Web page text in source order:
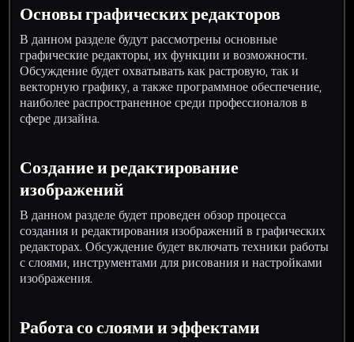
Основы графических редакторов
В данном разделе будут рассмотрены основные
графические редакторы, их функции и возможности.
Обсуждение будет охватывать как растровую, так и
векторную графику, а также программное обеспечение,
наиболее распространенное среди профессионалов в
сфере дизайна.
Создание и редактирование
изображений
В данном разделе будет проведен обзор процесса
создания и редактирования изображений в графических
редакторах. Обсуждение будет включать техники работы
с слоями, инструментами для рисования и настройками
изображения.
Работа со слоями и эффектами